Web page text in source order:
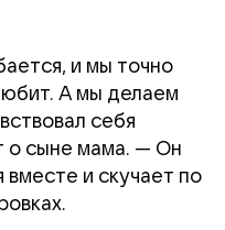
и мы точно
А мы делаем
себя
о сыне мама. — Он
и скучает по